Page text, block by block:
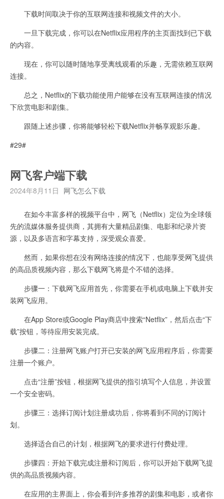
下载时间取决于你的互联网连接和视频文件的大小。
一旦下载完成，你可以在Netflix应用程序的主页面找到已下载
的内容。
现在，你可以随时随地享受离线观看的乐趣，无需依赖互联网
连接。
总之，Netflix的下载功能使用户能够在没有互联网连接的情况
下欣赏电影和剧集。
跟随上述步骤，你将能够轻松下载Netflix并畅享观影乐趣。
#29#
网飞客户端下载
2024年8月11日 网飞怎么下载
在如今丰富多样的视频平台中，网飞（Netflix）定位为全球领
先的流媒体服务提供商，其拥有大量精品剧集、电影和纪录片资
源，以及多语言和字幕支持，深受观众喜爱。
然而，如果你想在没有网络连接的情况下，也能享受网飞提供
的高品质视频内容，那么下载网飞将是个不错的选择。
步骤一：下载网飞应用首先，你需要在手机或电脑上下载并安
装网飞应用。
在App Store或Google Play商店中搜索“Netflix”，然后点击“下
载”按钮，等待应用安装完成。
步骤二：注册网飞账户打开已安装的网飞应用程序后，你需要
注册一个账户。
点击“注册”按钮，根据网飞提供的指引填写个人信息，并设置
一个安全密码。
步骤三：选择订阅计划注册成功后，你将看到不同的订阅计
划。
选择适合自己的计划，根据网飞的要求进行付费处理。
步骤四：开始下载完成注册和订阅后，你可以开始下载网飞提
供的高品质视频内容。
在应用的主界面上，你会看到许多推荐的剧集和电影，或者你